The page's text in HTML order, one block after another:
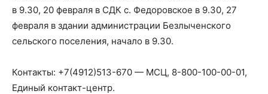
в 9.30, 20 февраля в СДК с. Федоровское в 9.30, 27
февраля в здании администрации Безлыченского
сельского поселения, начало в 9.30.
Контакты: +7(4912)513-670 — МСЦ, 8-800-100-00-01,
Единый контакт-центр.